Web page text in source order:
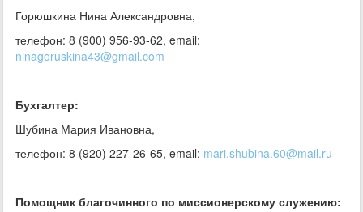
Горюшкина Нина Александровна,
телефон: 8 (900) 956-93-62, email:
ninagoruskina43@gmail.com
Бухгалтер:
Шубина Мария Ивановна,
телефон: 8 (920) 227-26-65, email: mari.shubina.60@mail.ru
Помощник благочинного по миссионерскому служению: